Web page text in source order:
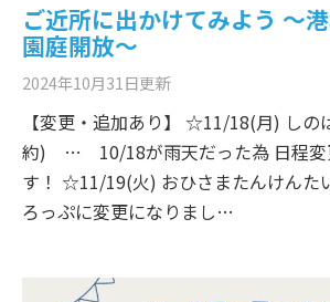
ご近所に出かけてみよう ～
園庭開放～
2024年10月31日更新
【変更・追加あり】 ☆11/18(月) しの
約) … 10/18が雨天だった為 日程変
す！ ☆11/19(火) おひさまたんけん
ろっぷに変更になりまし…